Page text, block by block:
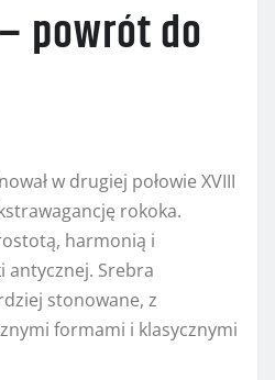
powrót do
w drugiej połowie XVIII
rokoka.
harmonią i
antycznej. Srebra
stonowane, z
formami i klasycznymi